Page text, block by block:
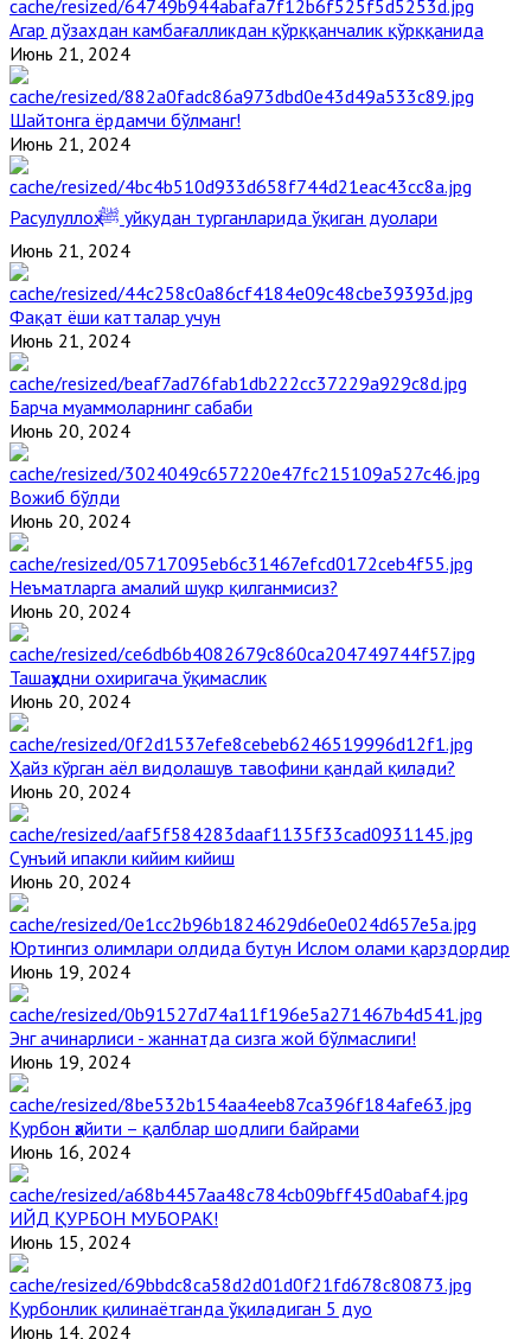
Агар дўзахдан камбағалликдан қўрққанчалик қўрққанида
Июнь 21, 2024
Шайтонга ёрдамчи бўлманг!
Июнь 21, 2024
Расулуллоҳ ﷺ уйқудан турганларида ўқиган дуолари
Июнь 21, 2024
Фақат ёши катталар учун
Июнь 21, 2024
Барча муаммоларнинг сабаби
Июнь 20, 2024
Вожиб бўлди
Июнь 20, 2024
Неъматларга амалий шукр қилганмисиз?
Июнь 20, 2024
Ташаҳҳудни охиригача ўқимаслик
Июнь 20, 2024
Ҳайз кўрган аёл видолашув тавофини қандай қилади?
Июнь 20, 2024
Сунъий ипакли кийим кийиш
Июнь 20, 2024
Юртингиз олимлари олдида бутун Ислом олами қарздордир
Июнь 19, 2024
Энг ачинарлиси - жаннатда сизга жой бўлмаслиги!
Июнь 19, 2024
Қурбон ҳайити – қалблар шодлиги байрами
Июнь 16, 2024
ИЙД ҚУРБОН МУБОРАК!
Июнь 15, 2024
Қурбонлик қилинаётганда ўқиладиган 5 дуо
Июнь 14, 2024